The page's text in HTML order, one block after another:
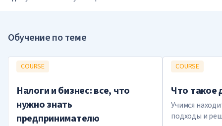
Обучение по теме
COURSE
Налоги и бизнес: все, что
нужно знать
предпринимателю
COURSE
Что такое
Учимся
подходы и